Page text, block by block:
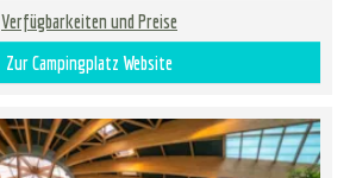
Verfügbarkeiten und Preise
Zur Campingplatz Website